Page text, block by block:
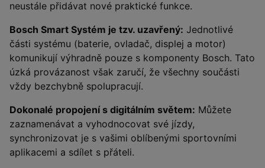
neustále přidávat nové praktické funkce.
Bosch Smart Systém je tzv. uzavřený: Jednotlivé
části systému (baterie, ovladač, displej a motor)
komunikují výhradně pouze s komponenty Bosch. Tato
úzká provázanost však zaručí, že všechny součásti
vždy bezchybně spolupracují.
Dokonalé propojení s digitálním světem: Můžete
zaznamenávat a vyhodnocovat své jízdy,
synchronizovat je s vašimi oblíbenými sportovními
aplikacemi a sdílet s přáteli.